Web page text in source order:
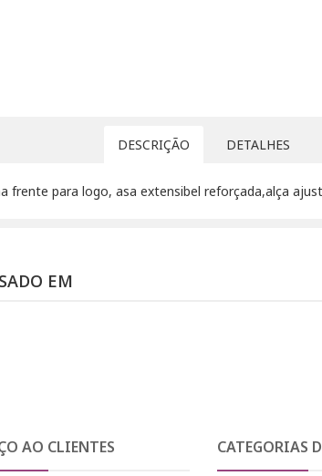
DESCRIÇÃO DETALHES
para logo, asa extensibel reforçada,alça
EM
AO CLIENTES CATEGORIAS